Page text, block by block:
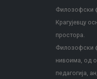
Филозофски
Крагујевцу
простора.
Филозофски
нивоима, од
педагогија,